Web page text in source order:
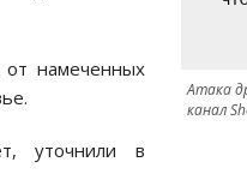
Атака
канал
от намеченных
уточнили в